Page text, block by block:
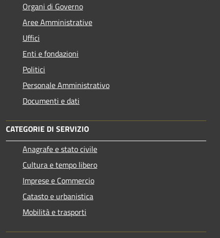
Organi di Governo
Aree Amministrative
Uffici
Enti e fondazioni
Politici
Personale Amministrativo
Documenti e dati
CATEGORIE DI SERVIZIO
Anagrafe e stato civile
Cultura e tempo libero
Imprese e Commercio
Catasto e urbanistica
Mobilità e trasporti